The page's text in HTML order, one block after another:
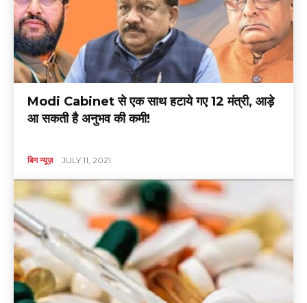
Modi Cabinet से एक साथ हटाये गए 12 मंत्री, आड़े
आ सकती है अनुभव की कमी!
बिग न्यूज़ JULY 11, 2021